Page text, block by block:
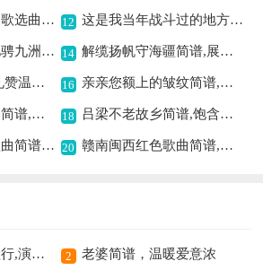
发誓（歌剧草原之歌选曲之五）歌曲简谱,深情誓言动人心 12 这是我当年战斗过的地方简谱,回忆战斗峥嵘岁月
谁曾见一代晋商驰骋九洲方圆简谱,展现晋商豪迈风采 14 解缆扬帆守海疆简谱,展现海防豪情
烛光颂歌曲简谱,礼赞温暖之光 16 亲亲您额上的皱纹简谱,感恩母爱之情
赣南闽西红色歌曲简谱,送郎参军情意深 18 吕梁不老故乡简谱,饱含深情颂家乡
我是党员我来干歌曲简谱,彰显党员担当 20 赣南闽西红色歌曲简谱,展现苏区革命精神
古诗词今唱：长歌行,演绎古诗韵味 2 老婆简谱，温暖爱意浓